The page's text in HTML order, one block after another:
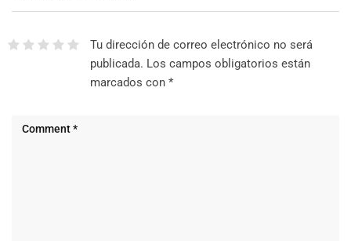
Tu dirección de correo electrónico no será
publicada. Los campos obligatorios están
marcados con *